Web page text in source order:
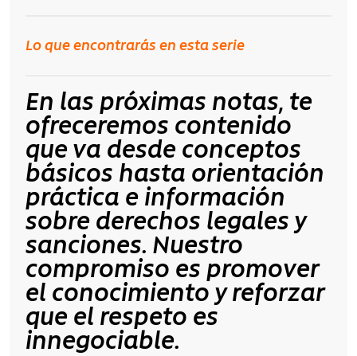
Lo que encontrarás en esta serie
En las próximas notas, te
ofreceremos contenido
que va desde conceptos
básicos hasta orientación
práctica e información
sobre derechos legales y
sanciones. Nuestro
compromiso es promover
el conocimiento y reforzar
que el respeto es
innegociable.